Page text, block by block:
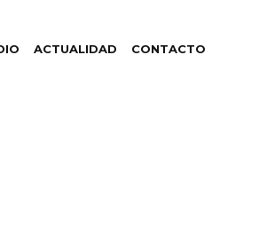
ACTUALIDAD CONTACTO